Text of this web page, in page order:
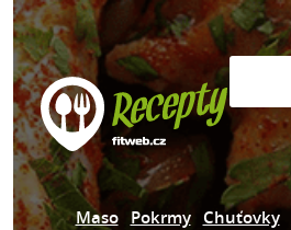
Maso Pokrmy Chuťovky